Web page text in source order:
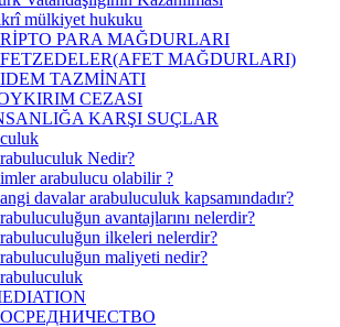
mülkiyet hukuku
PARA MAĞDURLARI
MAĞDURLARI)
TAZMİNATI
CEZASI
KARŞI SUÇLAR
Nedir?
arabulucu olabilir ?
davalar arabuluculuk kapsamındadır?
avantajlarını nelerdir?
ilkeleri nelerdir?
maliyeti nedir?